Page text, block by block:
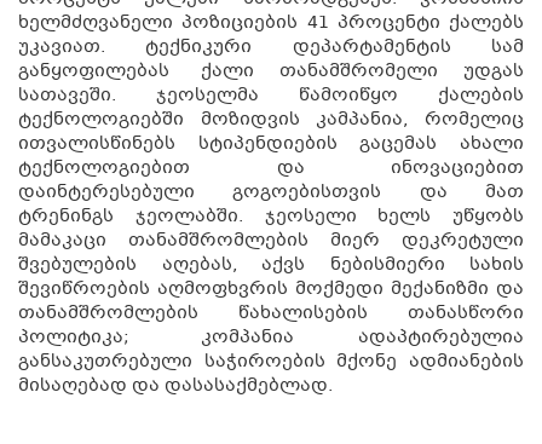
ხელმძღვანელი პოზიციების 41 პროცენტი ქალებს
უკავიათ. ტექნიკური დეპარტამენტის სამ
განყოფილებას ქალი თანამშრომელი უდგას
სათავეში. ჯეოსელმა წამოიწყო ქალების
ტექნოლოგიებში მოზიდვის კამპანია, რომელიც
ითვალისწინებს სტიპენდიების გაცემას ახალი
ტექნოლოგიებით და ინოვაციებით
დაინტერესებული გოგოებისთვის და მათ
ტრენინგს ჯეოლაბში. ჯეოსელი ხელს უწყობს
მამაკაცი თანამშრომლების მიერ დეკრეტული
შვებულების აღებას, აქვს ნებისმიერი სახის
შევიწროების აღმოფხვრის მოქმედი მექანიზმი და
თანამშრომლების წახალისების თანასწორი
პოლიტიკა; კომპანია ადაპტირებულია
განსაკუთრებული საჭიროების მქონე ადმიანების
მისაღებად და დასასაქმებლად.